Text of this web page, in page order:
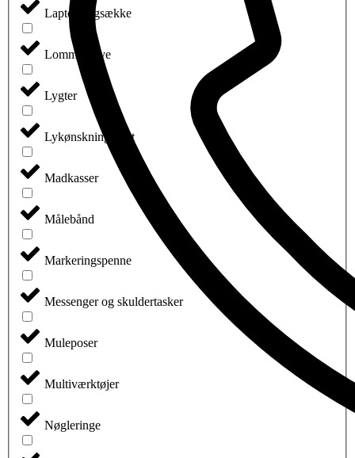
Laptop rygsække
Lommeknive
Lygter
Lykønskningskort
Madkasser
Målebånd
Markeringspenne
Messenger og skuldertasker
Muleposer
Multiværktøjer
Nøgleringe